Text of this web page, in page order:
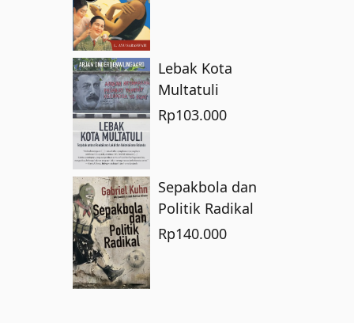
Lebak Kota
Multatuli
Rp103.000
Sepakbola dan
Politik Radikal
Rp140.000